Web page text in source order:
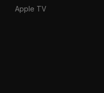
Apple TV